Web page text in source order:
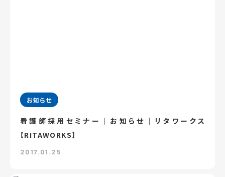
お知らせ
看護師採用セミナー｜お知らせ｜リタワークス
【RITAWORKS】
2017.01.25